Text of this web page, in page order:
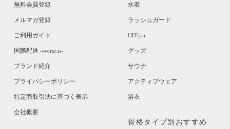
無料会員登録
メルマガ登録
ご利用ガイド
国際配送 -overseas-
ブランド紹介
プライバシーポリシー
特定商取引法に基づく表示
会社概要
水着
ラッシュガード
UPF50+
グッズ
サウナ
アクティブウェア
浴衣
骨格タイプ別おすすめ